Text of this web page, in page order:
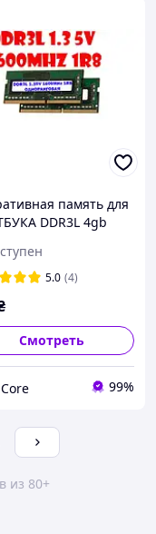
память для
DDR3L 4gb
(одноранговая)
производители
5.0 (4)
Смотреть
99%
из 80+